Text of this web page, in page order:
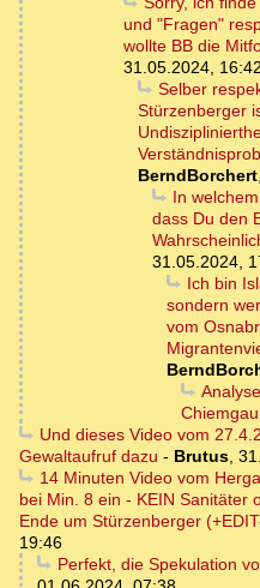
und "Fragen"
wollte BB die
31.05.2024, 16:42
Selber
Stürzenberger
BerndBorchert,
In
dass Du den
31.05.2024,
Ich bin
sondern
vom
Chiemgau
Und dieses Video vom
Gewaltaufruf dazu - Brutus,
14 Minuten Video vom
bei Min. 8 ein - KEIN Sanitäter
Ende um Stürzenberger
19:46
Perfekt, die Spekulation